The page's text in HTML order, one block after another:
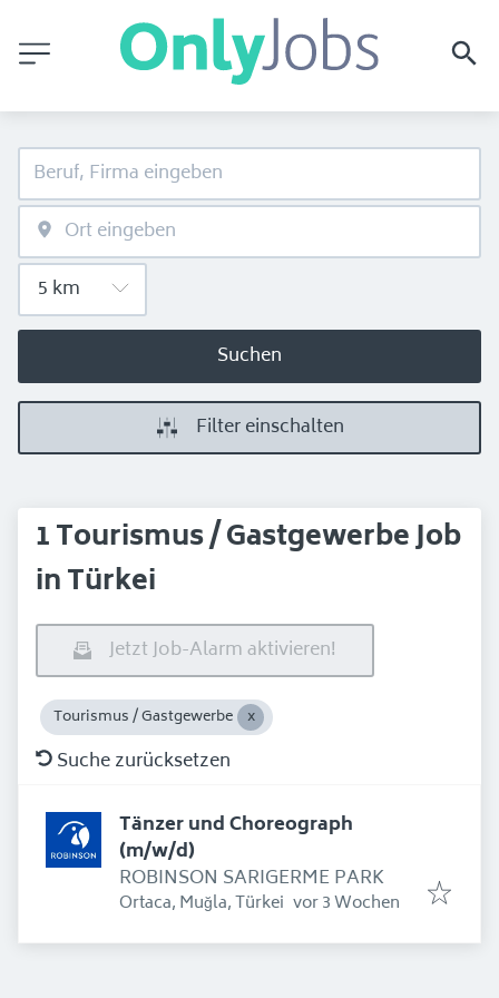
Suchen
Filter einschalten
1 Tourismus / Gastgewerbe Job
in Türkei
Jetzt Job-Alarm aktivieren!
Tourismus / Gastgewerbe
Suche zurücksetzen
Tänzer und Choreograph
(m/w/d)
ROBINSON SARIGERME PARK
Ortaca, Muğla, Türkei Erschienen:
vor 3 Wochen